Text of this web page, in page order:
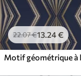
22.07€13.24€
Motif géométrique à